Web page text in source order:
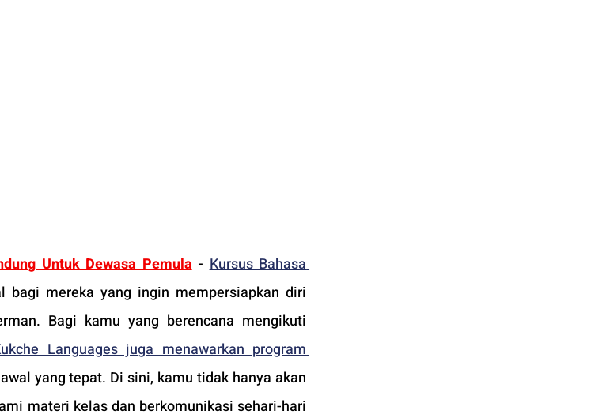
Untuk Dewasa Pemula - Kursus Bahasa
bagi mereka yang ingin mempersiapkan diri
Bagi kamu yang berencana mengikuti
Languages juga menawarkan program
yang tepat. Di sini, kamu tidak hanya akan
materi kelas dan berkomunikasi sehari-hari